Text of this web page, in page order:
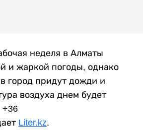
неделя в Алматы
и жаркой погоды, однако
город придут дожди и
воздуха днем будет
+36
Liter.kz.